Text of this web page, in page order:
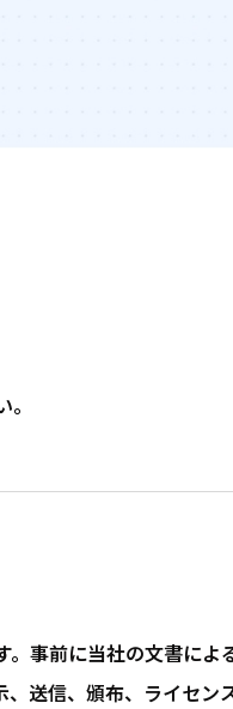
事前に当社の文書によ
送信、頒布、ライセン